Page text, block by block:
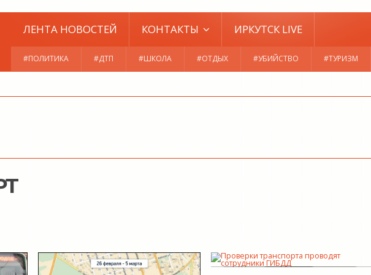
ЛЕНТА НОВОСТЕЙ КОНТАКТЫ ИРКУТСК LIVE
#ПОЛИТИКА #ДТП #ШКОЛА #ОТДЫХ #УБИЙСТВО #ТУРИЗМ